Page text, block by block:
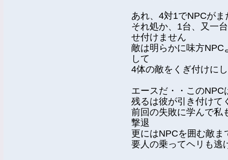
あれ、4対1でNPCが
それ処か、1台、又一
せ付けません
敵は明らかに味方NPC
して
4体の敵をくぎ付けに
エースだ・・この
残るは彼が引き付けて
前回の失敗に学んで私
撃退
更にはNPCを囲む敵
要人の乗ってヘリも逃